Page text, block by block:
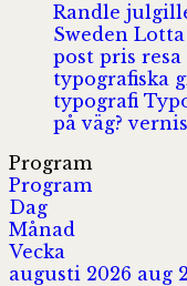
Randle
Sweden
post pris resa
typografiska
typografi
på väg?
Program
Program
Dag
Månad
Vecka
augusti 2026 aug